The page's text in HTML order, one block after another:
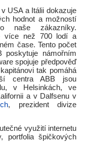
USA a Itálii dokazuje
hodnot a možností
naše zákazníky.
více než 700 lodí a
čase. Tento počet
námořním
spojuje předpověď
tak pomáhá
centra ABB jsou
v Helsinkách, ve
a v Dalfsenu v
, prezident divize
využití internetu
portfolia špičkových